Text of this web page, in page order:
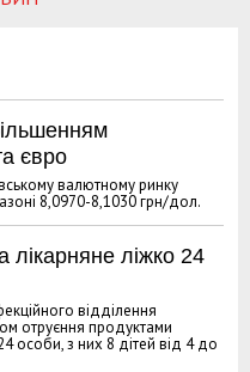
євро
валютному ринку
8,0970-8,1030 грн/дол.
лікарняне ліжко 24
відділення
отруєння продуктами
особи, з них 8 дітей від 4 до